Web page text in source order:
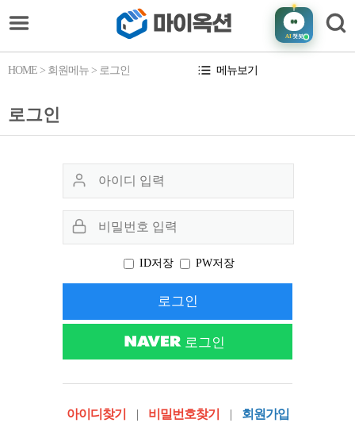
AI챗봇
HOME > 회원메뉴 > 로그인 메뉴보기
로그인
ID저장 PW저장
로그인
로그인
아이디찾기 | 비밀번호찾기 | 회원가입